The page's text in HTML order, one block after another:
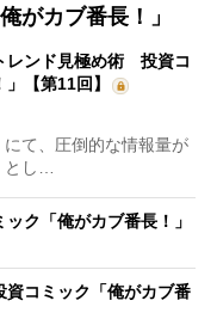
がカブ番長！」
レンド見極め術 投資コ
【第11回】
て、圧倒的な情報量が
し…
ク「俺がカブ番長！」
コミック「俺がカブ番